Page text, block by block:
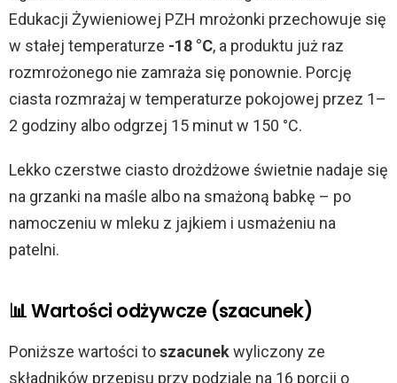
Edukacji Żywieniowej PZH mrożonki przechowuje się
w stałej temperaturze -18 °C, a produktu już raz
rozmrożonego nie zamraża się ponownie. Porcję
ciasta rozmrażaj w temperaturze pokojowej przez 1–
2 godziny albo odgrzej 15 minut w 150 °C.
Lekko czerstwe ciasto drożdżowe świetnie nadaje się
na grzanki na maśle albo na smażoną babkę – po
namoczeniu w mleku z jajkiem i usmażeniu na
patelni.
📊 Wartości odżywcze (szacunek)
Poniższe wartości toszacunekwyliczony ze
składników przepisu przy podziale na 16 porcji o